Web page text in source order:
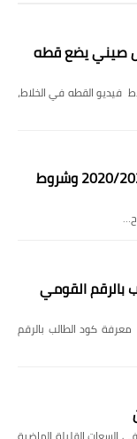
صيني يضع قطه
فيديو القطه في الخلاط،
تنسيق معهد فنى صحى 2020/2021 وشروط
بالرقم القومي
رابط مباشر معرفة كود الطالب بالرقم القومي 2022 معرفة كود الطالب بالرقم